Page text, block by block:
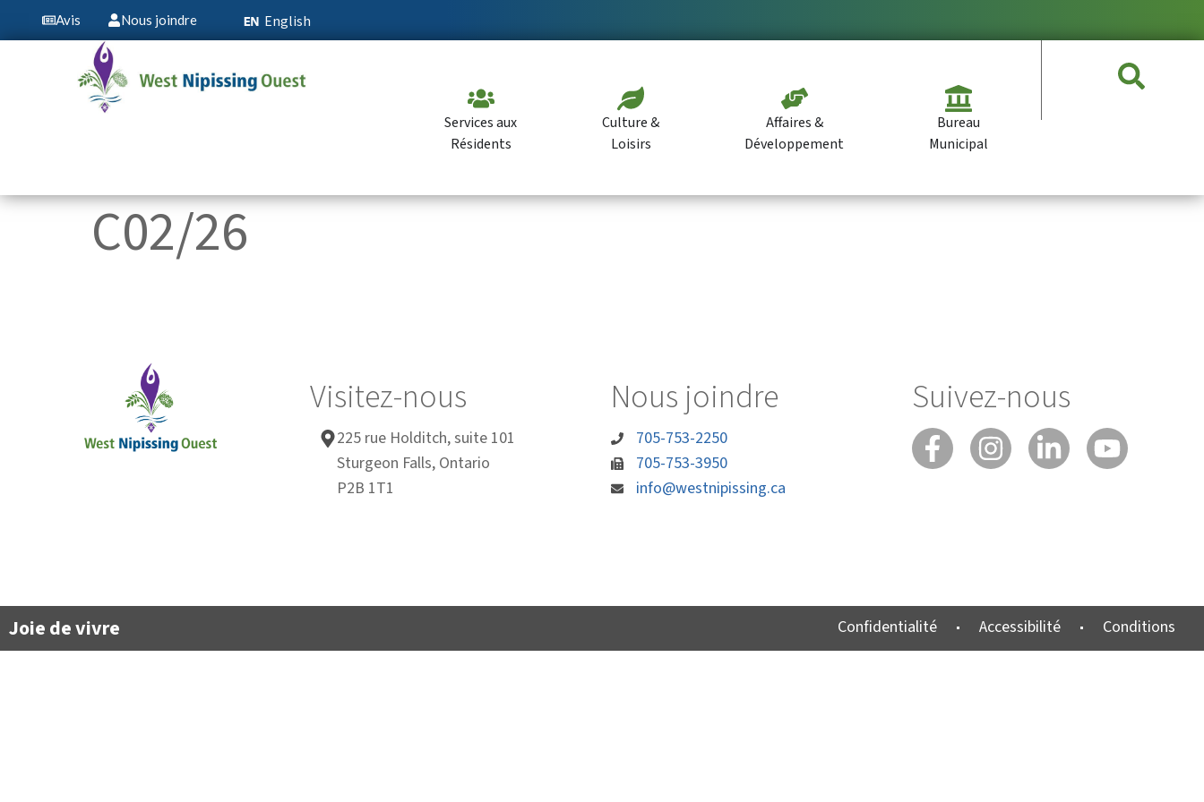
principalAvis Nous joindre English
Services aux
Résidents
Culture &
Loisirs
Affaires &
Développement
Bureau
Municipal
C02/26
Visitez-nous
225 rue Holditch, suite 101
Sturgeon Falls, Ontario
P2B 1T1
Nous joindre
705-753-2250
705-753-3950
info@westnipissing.ca
Suivez-nous
Joie de vivre Confidentialité Accessibilité Conditions